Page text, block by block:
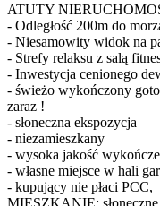
ATUTY
- Odległość 200m do
- Niesamowity widok na
- Strefy relaksu z salą
- Inwestycja cenionego
- świeżo wykończony
zaraz !
- słoneczna ekspozycja
- niezamieszkany
- wysoka jakość
- własne miejsce w hali
- kupujący nie płaci PCC,
MIESZKANIE: